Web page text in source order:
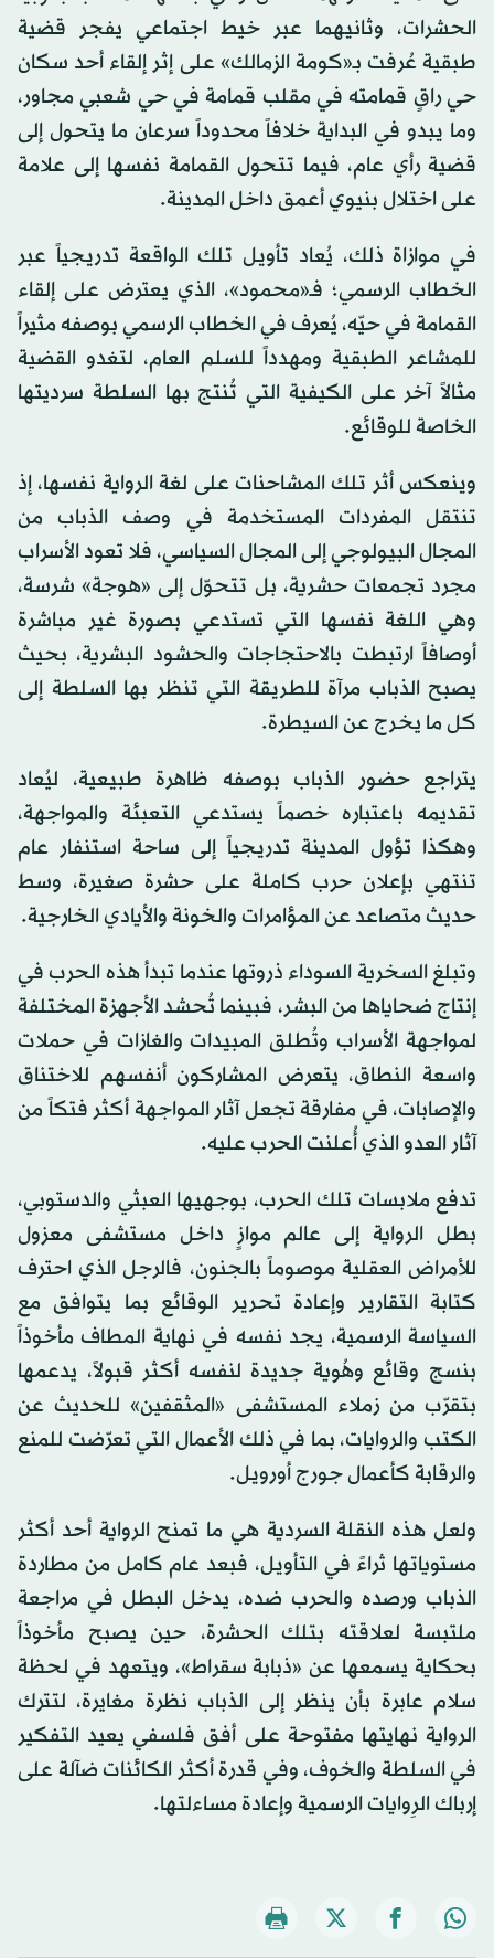
الحشرات، وثانيهما عبر خيط اجتماعي يفجر قضية
طبقية عُرفت بـ«كومة الزمالك» على إثر إلقاء أحد سكان
حي راقٍ قمامته في مقلب قمامة في حي شعبي مجاور،
وما يبدو في البداية خلافاً محدوداً سرعان ما يتحول إلى
قضية رأي عام، فيما تتحول القمامة نفسها إلى علامة
على اختلال بنيوي أعمق داخل المدينة.
في موازاة ذلك، يُعاد تأويل تلك الواقعة تدريجياً عبر
الخطاب الرسمي؛ فـ«محمود»، الذي يعترض على إلقاء
القمامة في حيّه، يُعرف في الخطاب الرسمي بوصفه مثيراً
للمشاعر الطبقية ومهدداً للسلم العام، لتغدو القضية
مثالاً آخر على الكيفية التي تُنتج بها السلطة سرديتها
الخاصة للوقائع.
وينعكس أثر تلك المشاحنات على لغة الرواية نفسها، إذ
تنتقل المفردات المستخدمة في وصف الذباب من
المجال البيولوجي إلى المجال السياسي، فلا تعود الأسراب
مجرد تجمعات حشرية، بل تتحوّل إلى «هوجة» شرسة،
وهي اللغة نفسها التي تستدعي بصورة غير مباشرة
أوصافاً ارتبطت بالاحتجاجات والحشود البشرية، بحيث
يصبح الذباب مرآة للطريقة التي تنظر بها السلطة إلى
كل ما يخرج عن السيطرة.
يتراجع حضور الذباب بوصفه ظاهرة طبيعية، ليُعاد
تقديمه باعتباره خصماً يستدعي التعبئة والمواجهة،
وهكذا تؤول المدينة تدريجياً إلى ساحة استنفار عام
تنتهي بإعلان حرب كاملة على حشرة صغيرة، وسط
حديث متصاعد عن المؤامرات والخونة والأيادي الخارجية.
وتبلغ السخرية السوداء ذروتها عندما تبدأ هذه الحرب في
إنتاج ضحاياها من البشر، فبينما تُحشد الأجهزة المختلفة
لمواجهة الأسراب وتُطلق المبيدات والغازات في حملات
واسعة النطاق، يتعرض المشاركون أنفسهم للاختناق
والإصابات، في مفارقة تجعل آثار المواجهة أكثر فتكاً من
آثار العدو الذي أُعلنت الحرب عليه.
تدفع ملابسات تلك الحرب، بوجهيها العبثي والدستوبي،
بطل الرواية إلى عالم موازٍ داخل مستشفى معزول
للأمراض العقلية موصوماً بالجنون، فالرجل الذي احترف
كتابة التقارير وإعادة تحرير الوقائع بما يتوافق مع
السياسة الرسمية، يجد نفسه في نهاية المطاف مأخوذاً
بنسج وقائع وهُوية جديدة لنفسه أكثر قبولاً، يدعمها
بتقرّب من زملاء المستشفى «المثقفين» للحديث عن
الكتب والروايات، بما في ذلك الأعمال التي تعرّضت للمنع
والرقابة كأعمال جورج أورويل.
ولعل هذه النقلة السردية هي ما تمنح الرواية أحد أكثر
مستوياتها ثراءً في التأويل، فبعد عام كامل من مطاردة
الذباب ورصده والحرب ضده، يدخل البطل في مراجعة
ملتبسة لعلاقته بتلك الحشرة، حين يصبح مأخوذاً
بحكاية يسمعها عن «ذبابة سقراط»، ويتعهد في لحظة
سلام عابرة بأن ينظر إلى الذباب نظرة مغايرة، لتترك
الرواية نهايتها مفتوحة على أفق فلسفي يعيد التفكير
في السلطة والخوف، وفي قدرة أكثر الكائنات ضآلة على
إرباك الرِوايات الرسمية وإعادة مساءلتها.